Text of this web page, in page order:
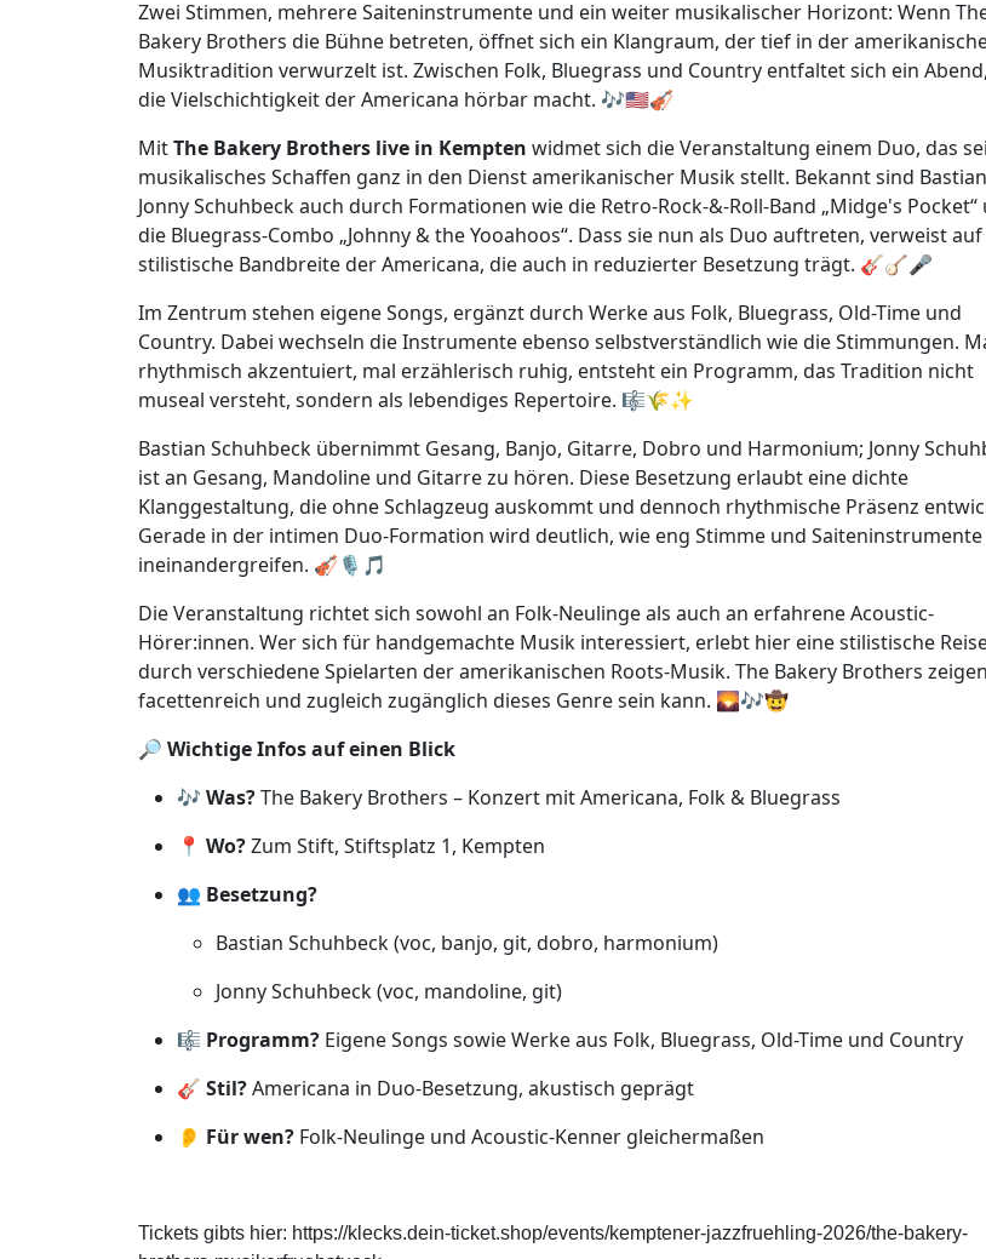
Zwei Stimmen, mehrere Saiteninstrumente und ein weiter musikalischer Horizont: Wenn
Bakery Brothers die Bühne betreten, öffnet sich ein Klangraum, der tief in der
Musiktradition verwurzelt ist. Zwischen Folk, Bluegrass und Country entfaltet sich ein
die Vielschichtigkeit der Americana hörbar macht. 🎶🇺🇸🎻
MitThe Bakery Brothers live in Kempten widmet sich die Veranstaltung einem Duo, das
musikalisches Schaffen ganz in den Dienst amerikanischer Musik stellt. Bekannt sind
Jonny Schuhbeck auch durch Formationen wie die Retro-Rock-&-Roll-Band „Midge's Pocket“
die Bluegrass-Combo „Johnny & the Yooahoos“. Dass sie nun als Duo auftreten, verweist
stilistische Bandbreite der Americana, die auch in reduzierter Besetzung trägt. 🎸🪕🎤
Im Zentrum stehen eigene Songs, ergänzt durch Werke aus Folk, Bluegrass, Old-Time und
Country. Dabei wechseln die Instrumente ebenso selbstverständlich wie die Stimmungen.
rhythmisch akzentuiert, mal erzählerisch ruhig, entsteht ein Programm, das Tradition nicht
museal versteht, sondern als lebendiges Repertoire. 🎼🌾✨
Bastian Schuhbeck übernimmt Gesang, Banjo, Gitarre, Dobro und Harmonium; Jonny
ist an Gesang, Mandoline und Gitarre zu hören. Diese Besetzung erlaubt eine dichte
Klanggestaltung, die ohne Schlagzeug auskommt und dennoch rhythmische Präsenz
Gerade in der intimen Duo-Formation wird deutlich, wie eng Stimme und Saiteninstrumente
ineinandergreifen. 🎻🎙️🎵
Die Veranstaltung richtet sich sowohl an Folk-Neulinge als auch an erfahrene Acoustic-
Hörer:innen. Wer sich für handgemachte Musik interessiert, erlebt hier eine stilistische
durch verschiedene Spielarten der amerikanischen Roots-Musik. The Bakery Brothers
facettenreich und zugleich zugänglich dieses Genre sein kann. 🌄🎶🤠
🔎 Wichtige Infos auf einen Blick
🎶 Was?The Bakery Brothers – Konzert mit Americana, Folk & Bluegrass
📍 Wo?Zum Stift, Stiftsplatz 1, Kempten
👥 Besetzung?
Bastian Schuhbeck (voc, banjo, git, dobro, harmonium)
Jonny Schuhbeck (voc, mandoline, git)
🎼 Programm? Eigene Songs sowie Werke aus Folk, Bluegrass, Old-Time und Country
🎸 Stil?Americana in Duo-Besetzung, akustisch geprägt
👂 Für wen? Folk-Neulinge und Acoustic-Kenner gleichermaßen
Tickets gibts hier: https://klecks.dein-ticket.shop/events/kemptener-jazzfruehling-2026/the-bakery-